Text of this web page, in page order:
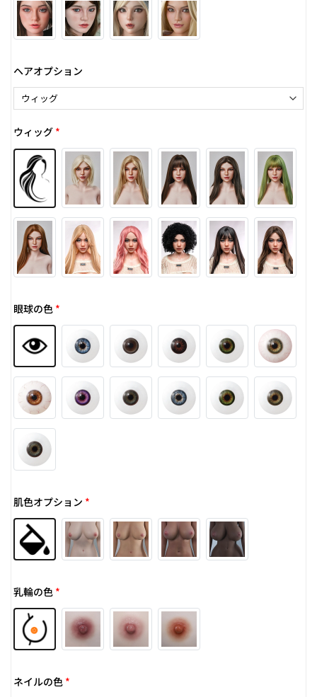
ヘアオプション
ウィッグ *
眼球の色 *
肌色オプション *
乳輪の色 *
ネイルの色 *